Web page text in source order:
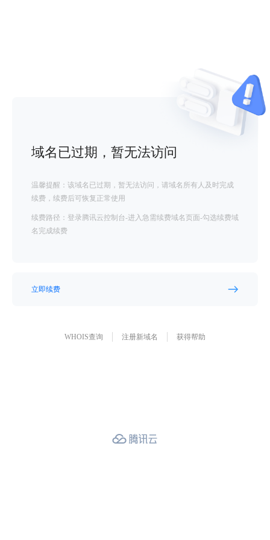
域名已过期，暂无法访问
温馨提醒：该域名已过期，暂无法访问，请域名所有人及时完成
续费，续费后可恢复正常使用
续费路径：登录腾讯云控制台-进入急需续费域名页面-勾选续费域
名完成续费
立即续费
WHOIS查询 注册新域名 获得帮助